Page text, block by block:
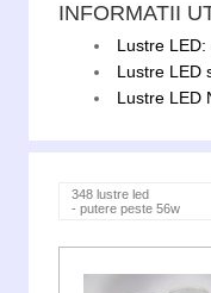
INFORMATII
Lustre
Lustre LED
Lustre LED
348 lustre led
- putere peste 56w